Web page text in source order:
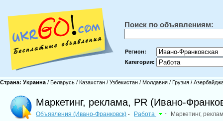
Поиск по объявлениям:
Регион:
Категория:
Страна: Украина / Беларусь / Казахстан / Узбекистан / Молдавия / Грузия /
Маркетинг, реклама, PR (Ивано-
Объявления (Ивано-Франковск) - Работа - Маркетинг,